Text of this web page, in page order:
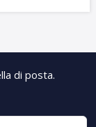
di posta.